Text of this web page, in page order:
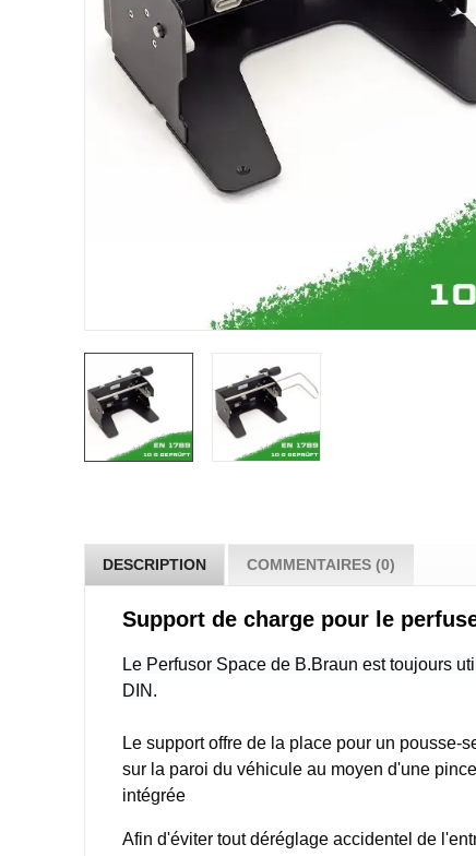
DESCRIPTION COMMENTAIRES (0)
Support de charge pour le
Le Perfusor Space de B.Braun est toujours
DIN.
Le support offre de la place pour un pousse-
sur la paroi du véhicule au moyen d'une
intégrée
Afin d'éviter tout déréglage accidentel de